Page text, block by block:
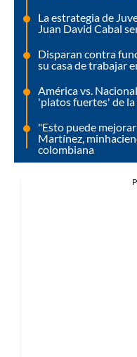
La estrategia de
Juan David Cabal
Disparan contra
su casa de trabajar
América vs.
'platos fuertes' de la
"Esto puede
Martínez,
colombiana